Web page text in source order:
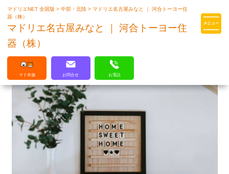
マドリエはLIXILの厳しい基準を
マドリエNET 全国版>中部・北陸>マドリエ名古屋みなと ｜ 河合トーヨー住
器（株）
マドリエ名古屋みなと ｜ 河合トーヨー住
器（株）
マド本舗 お問合せ お電話